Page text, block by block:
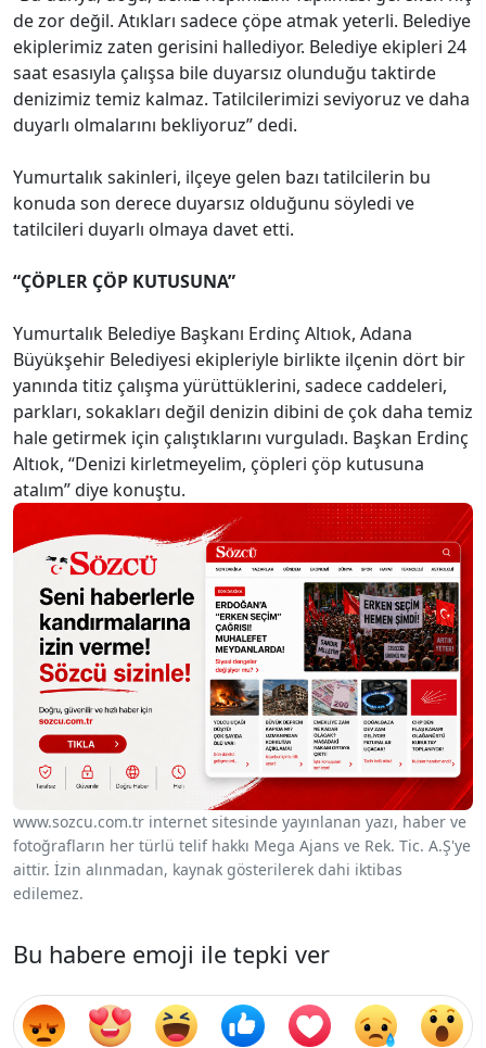
de zor değil. Atıkları sadece çöpe atmak yeterli. Belediye
ekiplerimiz zaten gerisini hallediyor. Belediye ekipleri 24
saat esasıyla çalışsa bile duyarsız olunduğu taktirde
denizimiz temiz kalmaz. Tatilcilerimizi seviyoruz ve daha
duyarlı olmalarını bekliyoruz” dedi.
Yumurtalık sakinleri, ilçeye gelen bazı tatilcilerin bu
konuda son derece duyarsız olduğunu söyledi ve
tatilcileri duyarlı olmaya davet etti.
“ÇÖPLER ÇÖP KUTUSUNA”
Yumurtalık Belediye Başkanı Erdinç Altıok, Adana
Büyükşehir Belediyesi ekipleriyle birlikte ilçenin dört bir
yanında titiz çalışma yürüttüklerini, sadece caddeleri,
parkları, sokakları değil denizin dibini de çok daha temiz
hale getirmek için çalıştıklarını vurguladı. Başkan Erdinç
Altıok, “Denizi kirletmeyelim, çöpleri çöp kutusuna
atalım” diye konuştu.
www.sozcu.com.tr internet sitesinde yayınlanan yazı, haber ve
fotoğrafların her türlü telif hakkı Mega Ajans ve Rek. Tic. A.Ş'ye
aittir. İzin alınmadan, kaynak gösterilerek dahi iktibas
edilemez.
Bu habere emoji ile tepki ver